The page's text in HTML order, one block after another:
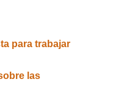
para trabajar
las